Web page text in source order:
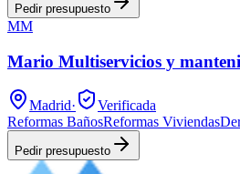
Pedir presupuesto
MM
Mario Multiservicios y
Madrid·
Verificada
Reformas BañosReformas Viviendas
Pedir presupuesto